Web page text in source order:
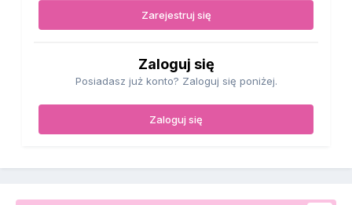
Zarejestruj się
Zaloguj się
Posiadasz już konto? Zaloguj się poniżej.
Zaloguj się